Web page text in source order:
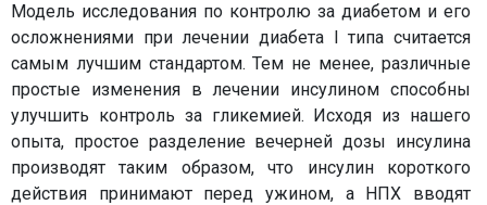
Модель исследования по контролю за диабетом и его
осложнениями при лечении диабета I типа считается
самым лучшим стандартом. Тем не менее, различные
простые изменения в лечении инсулином способны
улучшить контроль за гликемией. Исходя из нашего
опыта, простое разделение вечерней дозы инсулина
производят таким образом, что инсулин короткого
действия принимают перед ужином, а НПХ вводят